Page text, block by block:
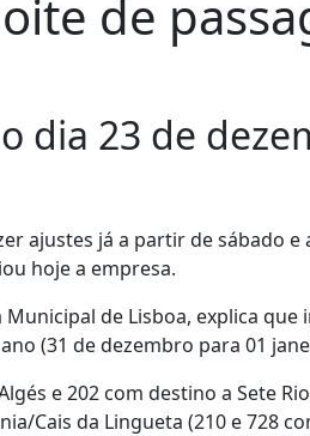
de
dia 23 de
ajustes já a partir de sábado e
hoje a empresa.
de Lisboa, explica que
(31 de dezembro para 01
e 202 com destino a Sete
Cais da Lingueta (210 e 728